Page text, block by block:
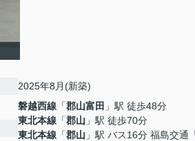
2025年8月(新築)
磐越西線 「郡山富田 」駅 徒歩48分
東北本線 「郡山 」駅 徒歩70分
東北本線 「郡山 」駅 バス16分 福島交通